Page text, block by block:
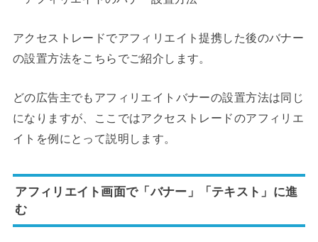
アクセストレードでアフィリエイト提携した後のバナー
の設置方法をこちらでご紹介します。
どの広告主でもアフィリエイトバナーの設置方法は同じ
になりますが、ここではアクセストレードのアフィリエ
イトを例にとって説明します。
アフィリエイト画面で「バナー」「テキスト」に進
む